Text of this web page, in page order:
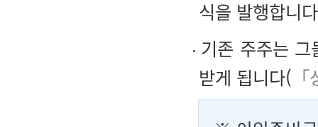
식을 발행합니
기존 주주는
받게 됩니다(